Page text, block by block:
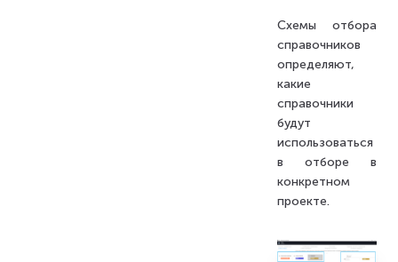
Схемы отбора
справочников
определяют,
какие
справочники
будут
использоваться
в отборе в
конкретном
проекте.